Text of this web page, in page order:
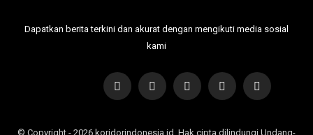
Dapatkan berita terkini dan akurat dengan mengikuti media sosial
kami
© Copyright - 2026 koridorindonesia.id. Hak cipta dilindungi Undang-